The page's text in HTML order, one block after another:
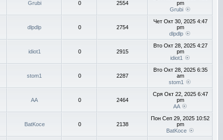
Grubi 0 2554
pm
Grubi
dlpdlp 0 2754
Чет Окт 30, 2025 4:47
pm
dlpdlp
idiot1 0 2915
Вто Окт 28, 2025 4:27
pm
idiot1
stom1 0 2287
Вто Окт 28, 2025 6:35
am
stom1
AA 0 2464
Сря Окт 22, 2025 6:47
pm
AA
BatKoce 0 2138
Пон Сеп 29, 2025 10:52
pm
BatKoce